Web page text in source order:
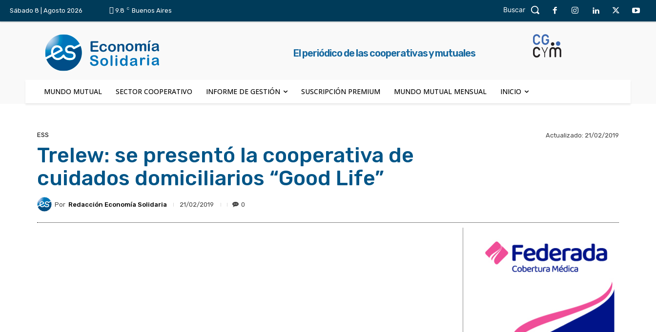
Sábado 8 | Agosto 2026 9.8 C Buenos Aires Buscar
El periódico de las cooperativas y mutuales
MUNDO MUTUAL SECTOR COOPERATIVO INFORME DE GESTIÓN SUSCRIPCIÓN PREMIUM MUNDO MUTUAL MENSUAL INICIO
ESS Actualizado: 21/02/2019
Trelew: se presentó la cooperativa de
cuidados domiciliarios “Good Life”
Por Redacción Economía Solidaria 21/02/2019 0